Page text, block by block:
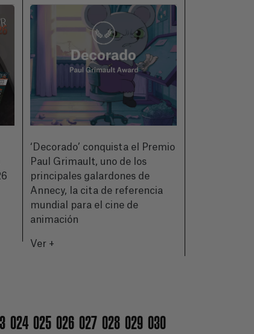
‘Decorado’ conquista el Premio
Paul Grimault, uno de los
principales galardones de
Annecy, la cita de referencia
mundial para el cine de
animación
Ver +
024 025 026 027 028 029 030